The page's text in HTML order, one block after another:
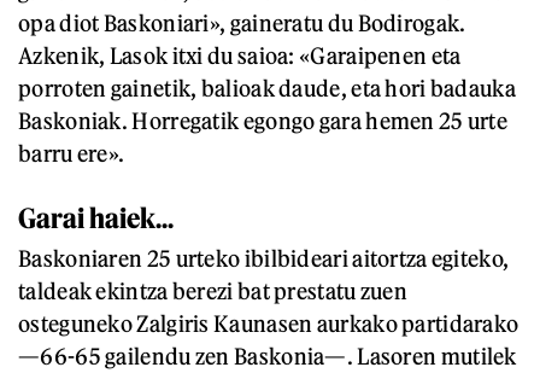
opa diot Baskoniari», gaineratu du Bodirogak.
Azkenik, Lasok itxi du saioa: «Garaipenen eta
porroten gainetik, balioak daude, eta hori badauka
Baskoniak. Horregatik egongo gara hemen 25 urte
barru ere».
Garai haiek...
Baskoniaren 25 urteko ibilbideari aitortza egiteko,
taldeak ekintza berezi bat prestatu zuen
osteguneko Zalgiris Kaunasen aurkako partidarako
—66-65 gailendu zen Baskonia—. Lasoren mutilek